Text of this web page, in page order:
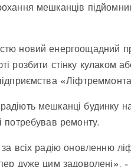
мешканців
новий енергоощадний
розбити стінку кулаком
мешканці будинку
потребував ремонту.
всіх радію оновленню
дуже цим задоволені»,